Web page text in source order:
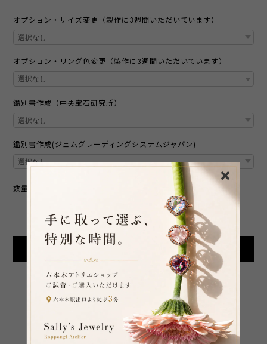
オプション・サイズ変更（製作に3週間いただいています）
オプション・リング色変更（製作に3週間いただいています）
鑑別書作成（中央宝石研究所）
鑑別書作成(ジェムグレーディングシステムジャパン)
数量
International shipping available
日本国内にお住まいの方向け
SHARE ON